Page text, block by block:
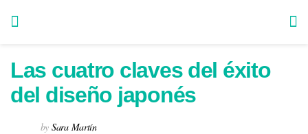
Las cuatro claves del éxito
del diseño japonés
by Sara Martín